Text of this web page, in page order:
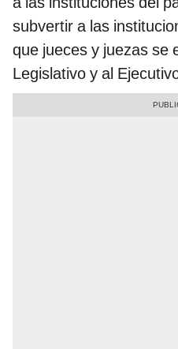
subvertir a las
que jueces y juezas se
Legislativo y al